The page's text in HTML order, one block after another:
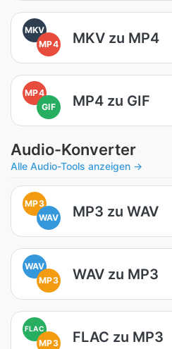
MKV
MP4
MKV zu MP4
MP4
GIF
MP4 zu GIF
Audio-Konverter
Alle Audio-Tools anzeigen →
MP3
WAV
MP3 zu WAV
WAV
MP3
WAV zu MP3
FLAC
MP3 FLAC zu MP3